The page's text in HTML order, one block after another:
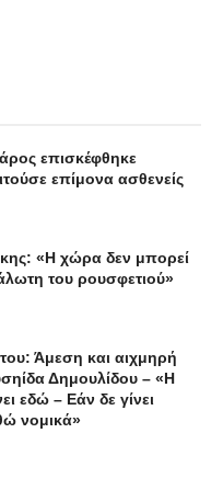
επισκέφθηκε
επίμονα ασθενείς
«Η χώρα δεν μπορεί
του ρουσφετιού»
Άμεση και αιχμηρή
Δημουλίδου – «Η
εδώ – Εάν δε γίνει
νομικά»